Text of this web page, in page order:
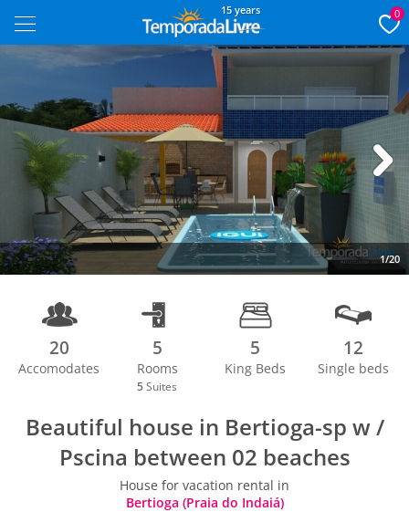
15 years 0
1/20
Next
20
Accomodates
5
Rooms
5 Suites
5
King Beds
12
Single beds
Beautiful house in Bertioga-sp w /
Pscina between 02 beaches
House for vacation rental in
Bertioga (Praia do Indaiá)